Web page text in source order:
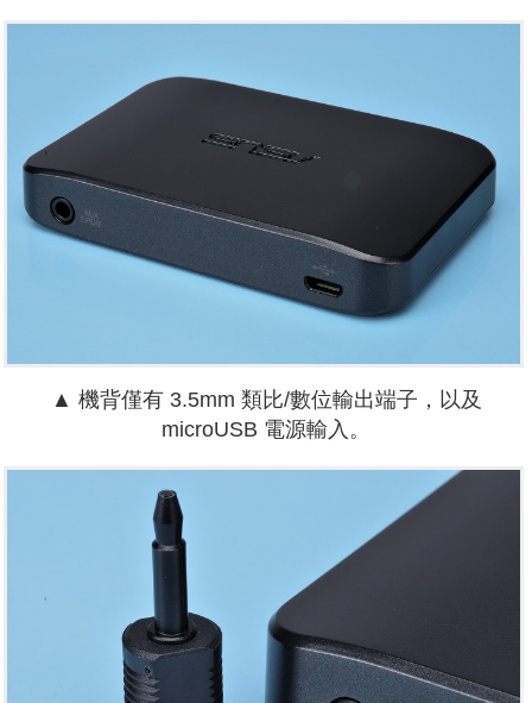
▲ 機背僅有 3.5mm 類比/數位輸出端子，以及
microUSB 電源輸入。